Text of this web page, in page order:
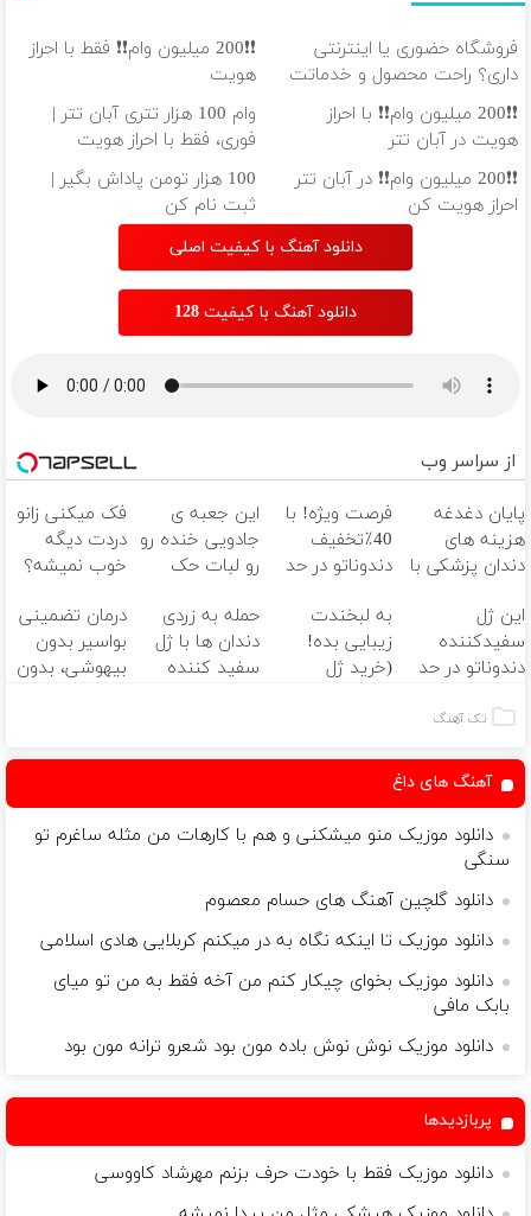
فروشگاه حضوری یا اینترنتی
داری؟ راحت محصول و خدماتت
رو بفروش
❗❗200 میلیون وام❗❗ فقط با احراز
هویت
❗❗200 میلیون وام❗❗ با احراز
هویت در آبان تتر
وام 100 هزار تتری آبان تتر |
فوری، فقط با احراز هویت
❗❗200 میلیون وام❗❗ در آبان تتر
احراز هویت کن
100 هزار تومن پاداش بگیر |
ثبت نام کن
دانلود آهنگ با کیفیت اصلی
دانلود آهنگ با کیفیت 128
از سراسر وب
پایان دغدغه
هزینه های
دندان پزشکی با
کننده خانگی
فرصت ویژه! با
40٪تخفیف
دندوناتو در حد
سفید کن
این جعبه ی
جادویی خنده رو
رو لبات حک
خرید40%تخفیف
فک میکنی زانو
دردت دیگه
خوب نمیشه؟
این ژل
سفیدکننده
دندوناتو در حد
میکنه
به لبخندت
زیبایی بده!
(خرید ژل
حمله به زردی
دندان ها با ژل
سفید کننده
درمان تضمینی
بواسیر بدون
بیهوشی، بدون
تک آهنگ
آهنگ های داغ
دانلود موزیک منو میشکنی و هم با کارهات من مثله ساغرم تو
سنگی
دانلود گلچین آهنگ های حسام معصوم
دانلود موزیک تا اینکه نگاه به در میکنم کربلایی هادی اسلامی
دانلود موزیک بخوای چیکار کنم من آخه فقط به من تو میای
بابک مافی
دانلود موزیک نوش نوش باده مون بود شعرو ترانه مون بود
پربازدیدها
دانلود موزیک فقط با خودت حرف بزنم مهرشاد کاووسی